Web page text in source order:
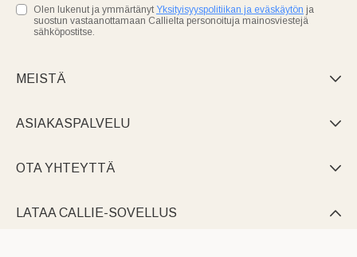
Olen lukenut ja ymmärtänyt Yksityisyyspolitiikan ja eväskäytön ja
suostun vastaanottamaan Callielta personoituja mainosviestejä
sähköpostitse.
MEISTÄ 
ASIAKASPALVELU 
OTA YHTEYTTÄ 
LATAA CALLIE-SOVELLUS 